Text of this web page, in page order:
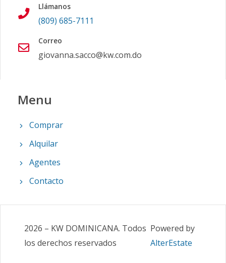
Llámanos
(809) 685-7111
Correo
giovanna.sacco@kw.com.do
Menu
Comprar
Alquilar
Agentes
Contacto
2026 – KW DOMINICANA. Todos
los derechos reservados
Powered by
AlterEstate